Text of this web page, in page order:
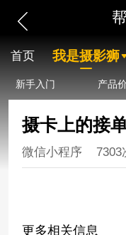
首页 我是摄影狮
新手入门 产品
摄卡上的接
微信小程序 7303
更多相关信息